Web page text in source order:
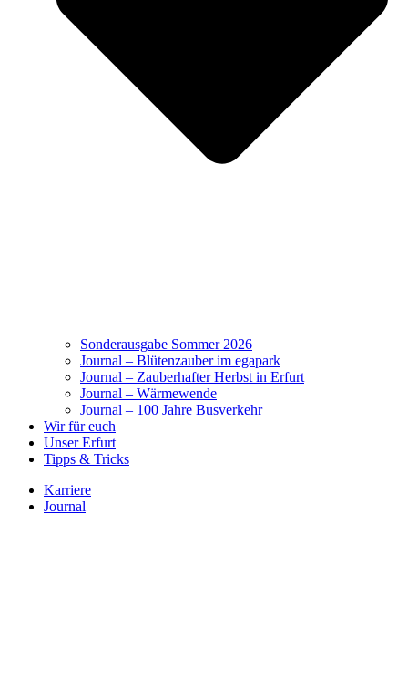
Sonderausgabe Sommer 2026
Journal – Blütenzauber im egapark
Journal – Zauberhafter Herbst in Erfurt
Journal – Wärmewende
Journal – 100 Jahre Busverkehr
Wir für euch
Unser Erfurt
Tipps & Tricks
Karriere
Journal